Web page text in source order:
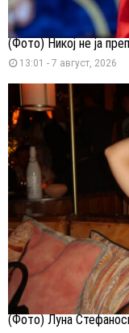
(Фото) Никој не ја
13:01 - 7 август, 2026
(Фото) Луна